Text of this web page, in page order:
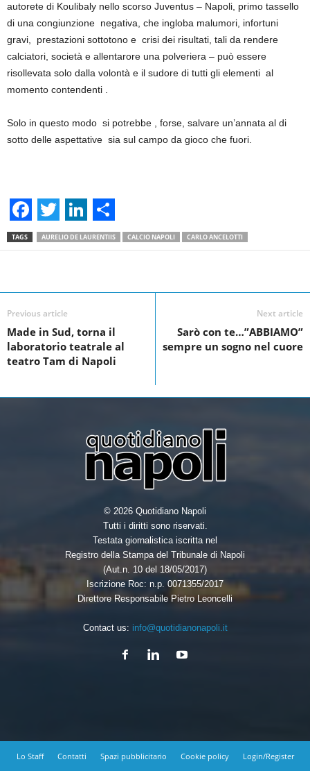
autorete di Koulibaly nello scorso Juventus – Napoli, primo tassello
di una congiunzione negativa, che ingloba malumori, infortuni
gravi, prestazioni sottotono e crisi dei risultati, tali da rendere
calciatori, società e allentarore una polveriera – può essere
risollevata solo dalla volontà e il sudore di tutti gli elementi al
momento contendenti .
Solo in questo modo si potrebbe , forse, salvare un’annata al di
sotto delle aspettative sia sul campo da gioco che fuori.
F
a
e
b
o
o
T
w
t
t
e
r
L
i
k
e
d
I
S
h
r
TAGS AURELIO DE LAURENTIIS CALCIO NAPOLI CARLO ANCELOTTI
Previous article
Made in Sud, torna il
laboratorio teatrale al
teatro Tam di Napoli
Next article
Sarò con te…”ABBIAMO”
sempre un sogno nel cuore
© 2026 Quotidiano Napoli
Tutti i diritti sono riservati.
Testata giornalistica iscritta nel
Registro della Stampa del Tribunale di Napoli
(Aut.n. 10 del 18/05/2017)
Iscrizione Roc: n.p. 0071355/2017
Direttore Responsabile Pietro Leoncelli
Contact us: info@quotidianonapoli.it
Lo Staff Contatti Spazi pubblicitario Cookie policy
Login/Register